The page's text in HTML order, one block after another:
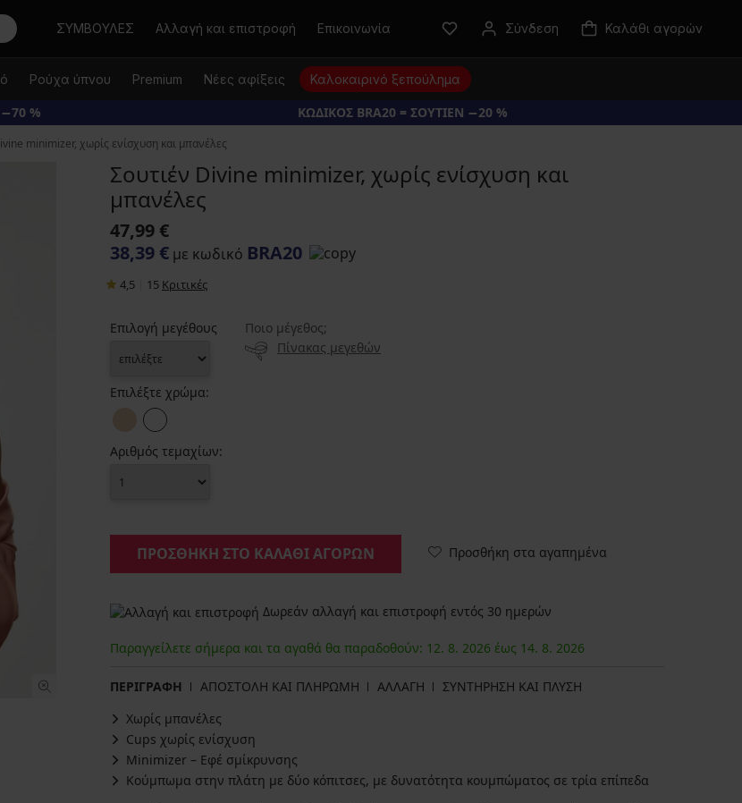
Αναζήτηση
ΣΥΜΒΟΥΛΕΣ Αλλαγή και επιστροφή Επικοινωνία Σύνδεση Καλάθι αγορών
Ρούχα ύπνου Premium Νέες αφίξεις Καλοκαιρινό ξεπούλημα
% ΚΩΔΙΚΟΣ BRA20 = ΣΟΥΤΙΕΝ −20 %
minimizer, χωρίς ενίσχυση και μπανέλες
Σουτιέν Divine minimizer, χωρίς ενίσχυση και
μπανέλες
47,99 €
38,39 € με κωδικό BRA20
4,5 15 Κριτικές
Επιλογή μεγέθους
Ποιο μέγεθος;
Πίνακας μεγεθών
Επιλέξτε χρώμα:
Αριθμός τεμαχίων:
ΠΡΟΣΘΗΚΗ ΣΤΟ ΚΑΛΑΘΙ ΑΓΟΡΩΝ Προσθήκη στα αγαπημένα
Δωρεάν αλλαγή και επιστροφή εντός 30 ημερών
Παραγγείλετε σήμερα και τα αγαθά θα παραδοθούν: 12. 8. 2026 έως 14. 8. 2026
ΠΕΡΙΓΡΑΦΗ ΑΠΟΣΤΟΛΗ ΚΑΙ ΠΛΗΡΩΜΗ ΑΛΛΑΓΗ
ΣΥΝΤΗΡΗΣΗ ΚΑΙ ΠΛΥΣΗ
Χωρίς μπανέλες
Cups χωρίς ενίσχυση
Minimizer – Εφέ σμίκρυνσης
Κούμπωμα στην πλάτη με δύο κόπιτσες, με δυνατότητα κουμπώματος σε τρία επίπεδα